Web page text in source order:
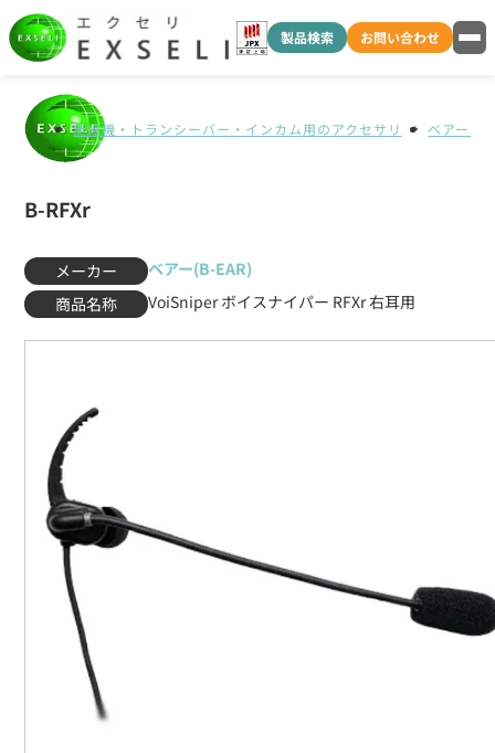
製品検索 お問い合わせ
無線機・トランシーバー・インカム用のアクセサリ ベアー(B-
B-RFXr
メーカー
ベアー(B-EAR)
商品名称
VoiSniper ボイスナイパー RFXr 右耳用